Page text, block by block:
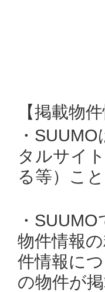
【掲載物
・
タルサイ
る等）こ
・
物件情報
件情報に
の物件が